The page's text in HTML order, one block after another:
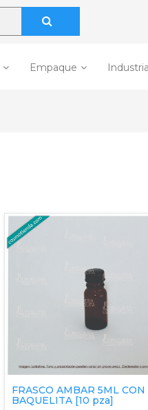
Empaque
FRASCO AMBAR 5ML CON
BAQUELITA [10 pza]